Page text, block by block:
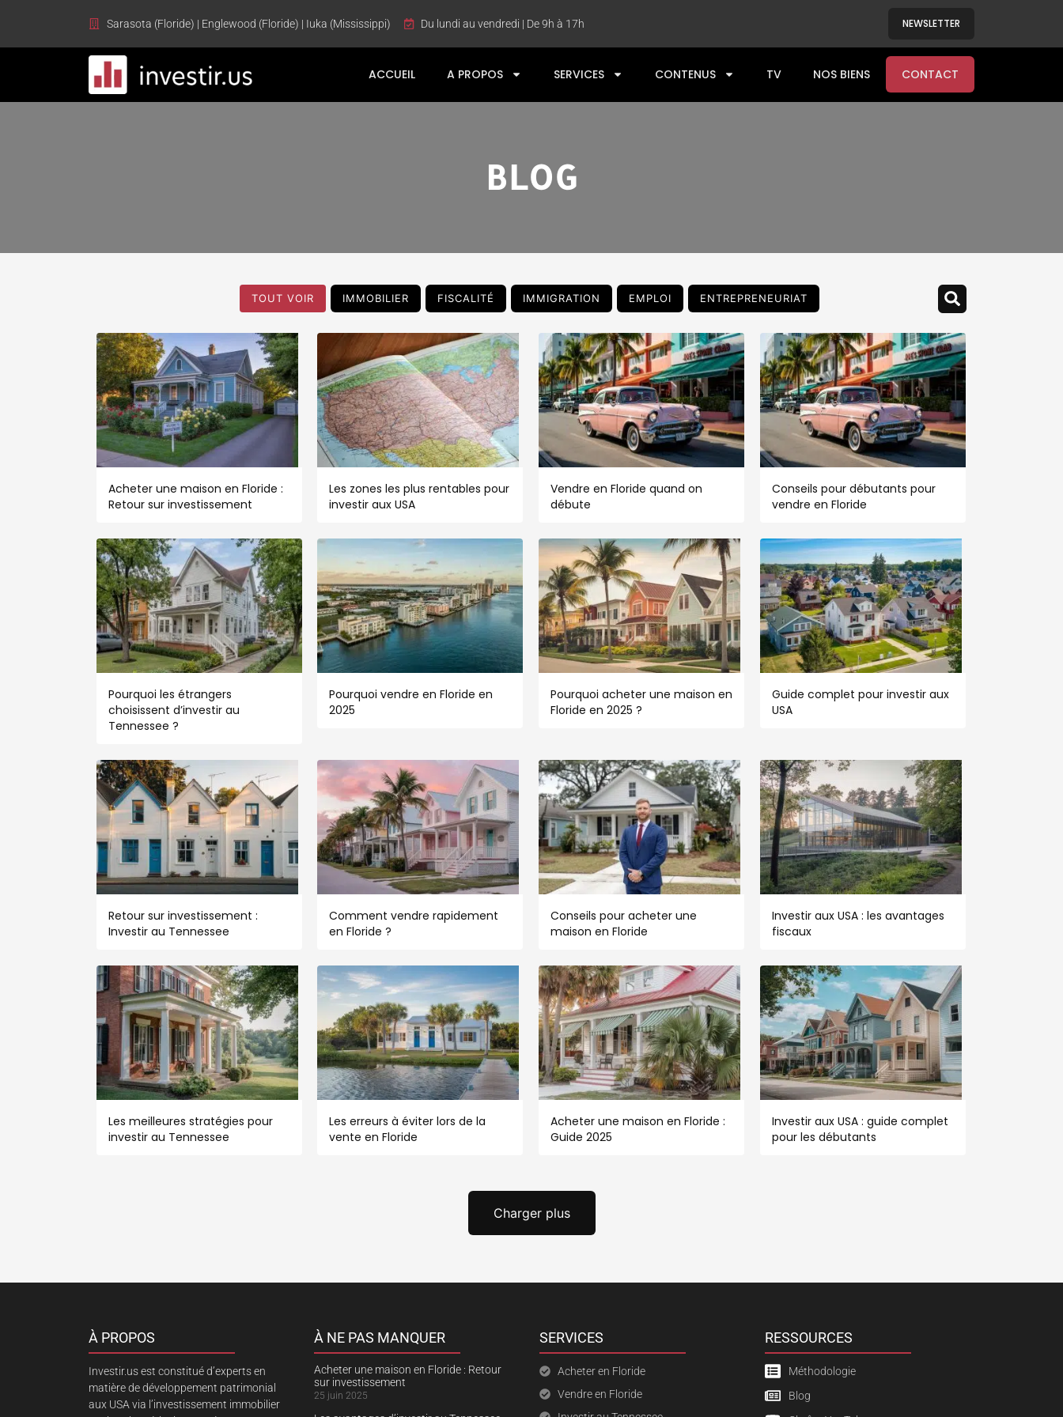
Sarasota (Floride) | Englewood (Floride) | Iuka (Mississippi) Du lundi au vendredi | De 9h à 17h NEWSLETTER
ACCUEIL A PROPOS SERVICES CONTENUS TV NOS BIENS CONTACT
BLOG
TOUT VOIR IMMOBILIER FISCALITÉ IMMIGRATION EMPLOI ENTREPRENEURIAT
Acheter une maison en Floride :
Retour sur investissement
Les zones les plus rentables pour
investir aux USA
Vendre en Floride quand on
débute
Conseils pour débutants pour
vendre en Floride
Pourquoi les étrangers
choisissent d’investir au
Tennessee ?
Pourquoi vendre en Floride en
2025
Pourquoi acheter une maison en
Floride en 2025 ?
Guide complet pour investir aux
USA
Retour sur investissement :
Investir au Tennessee
Comment vendre rapidement
en Floride ?
Conseils pour acheter une
maison en Floride
Investir aux USA : les avantages
fiscaux
Les meilleures stratégies pour
investir au Tennessee
Les erreurs à éviter lors de la
vente en Floride
Acheter une maison en Floride :
Guide 2025
Investir aux USA : guide complet
pour les débutants
Charger plus
À PROPOS
Investir.us est constitué d’experts en
matière de développement patrimonial
aux USA via l’investissement immobilier
À NE PAS MANQUER
Acheter une maison en Floride : Retour
sur investissement
25 juin 2025
SERVICES
Acheter en Floride
Vendre en Floride
RESSOURCES
Méthodologie
Blog